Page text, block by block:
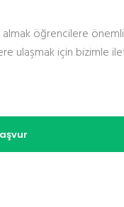
almak öğrencilere
ulaşmak için bizimle